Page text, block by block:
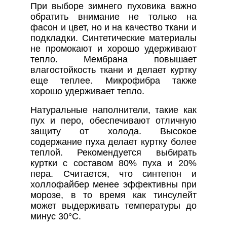
При выборе зимнего пуховика важно
обратить внимание не только на
фасон и цвет, но и на качество ткани и
подкладки. Синтетические материалы
не промокают и хорошо удерживают
тепло. Мембрана повышает
влагостойкость ткани и делает куртку
еще теплее. Микрофибра также
хорошо удерживает тепло.
Натуральные наполнители, такие как
пух и перо, обеспечивают отличную
защиту от холода. Высокое
содержание пуха делает куртку более
теплой. Рекомендуется выбирать
куртки с составом 80% пуха и 20%
пера. Считается, что синтепон и
холлофайбер менее эффективны при
морозе, в то время как тинсулейт
может выдерживать температуры до
минус 30°C.